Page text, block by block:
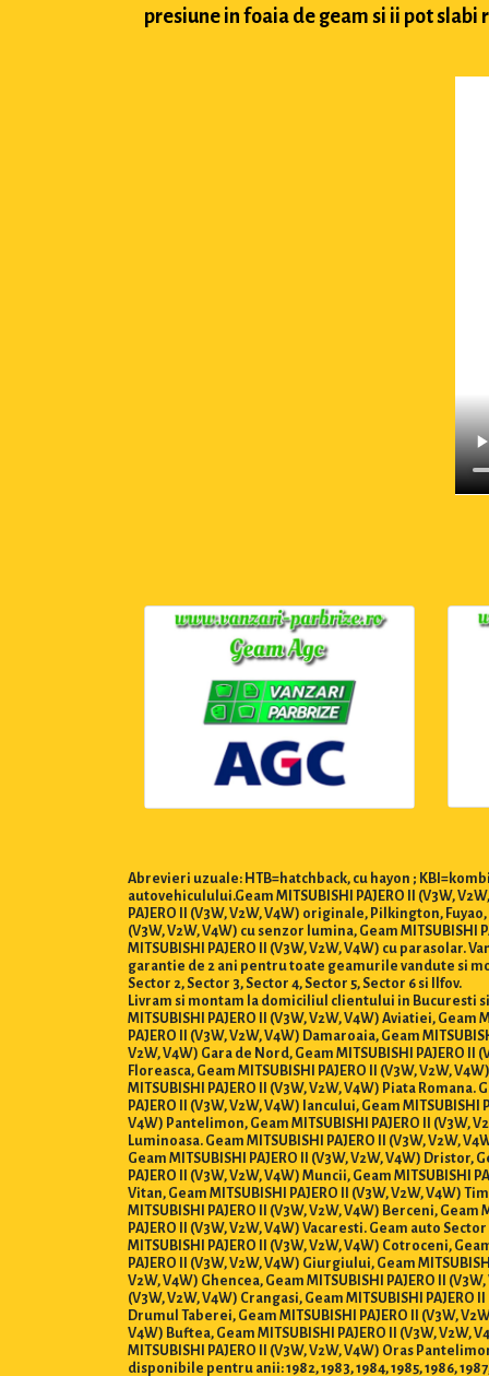
presiune in foaia de geam si ii pot slabi
Abrevieri uzuale: HTB=hatchback, cu hayon ;
autovehiculului.Geam MITSUBISHI PAJERO II (V3W,
PAJERO II (V3W, V2W, V4W) originale, Pilkington,
(V3W, V2W, V4W) cu senzor lumina, Geam MITSUBISHI
MITSUBISHI PAJERO II (V3W, V2W, V4W) cu
garantie de 2 ani pentru toate geamurile vandute si
Sector 2, Sector 3, Sector 4, Sector 5, Sector 6 si Ilfov.
Livram si montam la domiciliul clientului in Bucuresti si
MITSUBISHI PAJERO II (V3W, V2W, V4W) Aviatiei, Geam
PAJERO II (V3W, V2W, V4W) Damaroaia, Geam
V2W, V4W) Gara de Nord, Geam MITSUBISHI PAJERO II
Floreasca, Geam MITSUBISHI PAJERO II (V3W, V2W,
MITSUBISHI PAJERO II (V3W, V2W, V4W) Piata Romana.
PAJERO II (V3W, V2W, V4W) Iancului, Geam MITSUBISHI
V4W) Pantelimon, Geam MITSUBISHI PAJERO II (V3W,
Luminoasa. Geam MITSUBISHI PAJERO II (V3W, V2W,
Geam MITSUBISHI PAJERO II (V3W, V2W, V4W) Dristor,
PAJERO II (V3W, V2W, V4W) Muncii, Geam MITSUBISHI
Vitan, Geam MITSUBISHI PAJERO II (V3W, V2W, V4W)
MITSUBISHI PAJERO II (V3W, V2W, V4W) Berceni,
PAJERO II (V3W, V2W, V4W) Vacaresti. Geam auto
MITSUBISHI PAJERO II (V3W, V2W, V4W) Cotroceni,
PAJERO II (V3W, V2W, V4W) Giurgiului, Geam
V2W, V4W) Ghencea, Geam MITSUBISHI PAJERO II
(V3W, V2W, V4W) Crangasi, Geam MITSUBISHI PAJERO
Drumul Taberei, Geam MITSUBISHI PAJERO II (V3W,
V4W) Buftea, Geam MITSUBISHI PAJERO II (V3W, V2W,
MITSUBISHI PAJERO II (V3W, V2W, V4W) Oras
disponibile pentru anii: 1982, 1983, 1984, 1985, 1986, 1987,